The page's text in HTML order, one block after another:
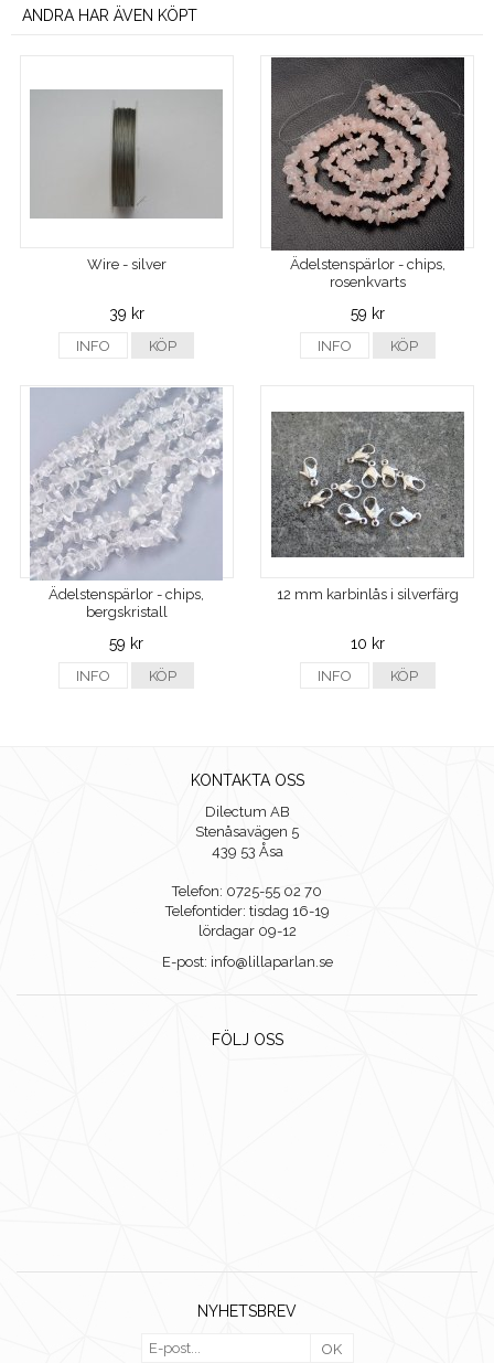
ANDRA HAR ÄVEN KÖPT
Wire - silver
39 kr
INFO KÖP
Ädelstenspärlor - chips,
rosenkvarts
59 kr
INFO KÖP
Ädelstenspärlor - chips,
bergskristall
59 kr
INFO KÖP
12 mm karbinlås i silverfärg
10 kr
INFO KÖP
KONTAKTA OSS
Dilectum AB
Stenåsavägen 5
439 53 Åsa
Telefon: 0725-55 02 70
Telefontider: tisdag 16-19
lördagar 09-12
E-post: info@lillaparlan.se
FÖLJ OSS
NYHETSBREV
OK